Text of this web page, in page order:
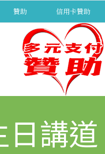
贊助 信用卡贊助
日講道